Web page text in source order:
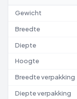
Gewicht
Breedte
Diepte
Hoogte
Breedte verpakking
Diepte verpakking